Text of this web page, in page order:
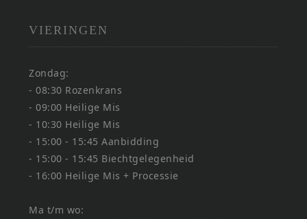
VIERINGEN
Zondag:
- 08:30 Rozenkrans
- 09:00 Heilige Mis
- 10:30 Heilige Mis
- 15:00 - 15:45 Aanbidding
- 15:00 - 15:45 Biechtgelegenheid
- 16:00 Heilige Mis + Processie
Ma t/m wo: